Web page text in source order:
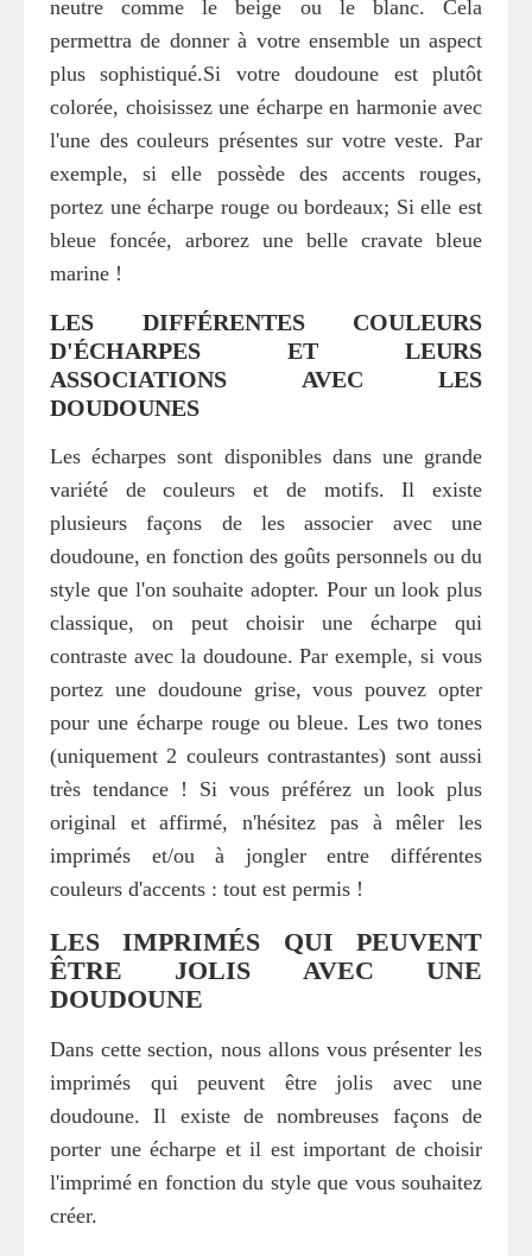
neutre comme le beige ou le blanc. Cela
permettra de donner à votre ensemble un aspect
plus sophistiqué.Si votre doudoune est plutôt
colorée, choisissez une écharpe en harmonie avec
l'une des couleurs présentes sur votre veste. Par
exemple, si elle possède des accents rouges,
portez une écharpe rouge ou bordeaux; Si elle est
bleue foncée, arborez une belle cravate bleue
marine !
LES DIFFÉRENTES COULEURS
D'ÉCHARPES ET LEURS
ASSOCIATIONS AVEC LES
DOUDOUNES
Les écharpes sont disponibles dans une grande
variété de couleurs et de motifs. Il existe
plusieurs façons de les associer avec une
doudoune, en fonction des goûts personnels ou du
style que l'on souhaite adopter. Pour un look plus
classique, on peut choisir une écharpe qui
contraste avec la doudoune. Par exemple, si vous
portez une doudoune grise, vous pouvez opter
pour une écharpe rouge ou bleue. Les two tones
(uniquement 2 couleurs contrastantes) sont aussi
très tendance ! Si vous préférez un look plus
original et affirmé, n'hésitez pas à mêler les
imprimés et/ou à jongler entre différentes
couleurs d'accents : tout est permis !
LES IMPRIMÉS QUI PEUVENT
ÊTRE JOLIS AVEC UNE
DOUDOUNE
Dans cette section, nous allons vous présenter les
imprimés qui peuvent être jolis avec une
doudoune. Il existe de nombreuses façons de
porter une écharpe et il est important de choisir
l'imprimé en fonction du style que vous souhaitez
créer.